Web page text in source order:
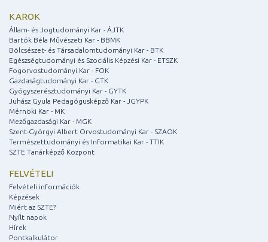
KAROK
Állam- és Jogtudományi Kar - ÁJTK
Bartók Béla Művészeti Kar - BBMK
Bölcsészet- és Társadalomtudományi Kar - BTK
Egészségtudományi és Szociális Képzési Kar - ETSZK
Fogorvostudományi Kar - FOK
Gazdaságtudományi Kar - GTK
Gyógyszerésztudományi Kar - GYTK
Juhász Gyula Pedagógusképző Kar - JGYPK
Mérnöki Kar - MK
Mezőgazdasági Kar - MGK
Szent-Györgyi Albert Orvostudományi Kar - SZAOK
Természettudományi és Informatikai Kar - TTIK
SZTE Tanárképző Központ
FELVÉTELI
Felvételi információk
Képzések
Miért az SZTE?
Nyílt napok
Hírek
Pontkalkulátor